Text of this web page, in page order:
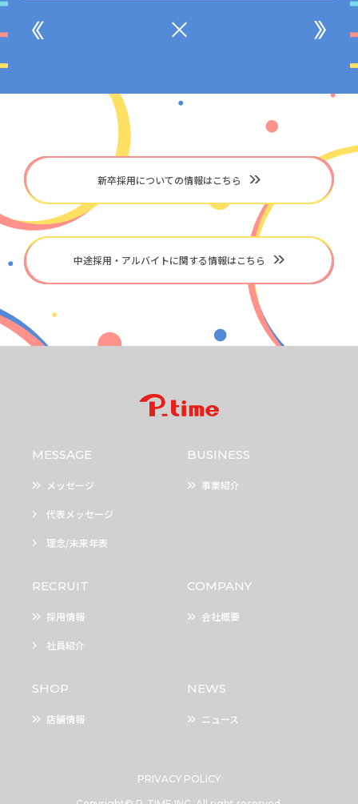
新卒採用についての情報はこちら
中途採用・アルバイトに関する情報はこちら
MESSAGE
メッセージ
代表メッセージ
理念/未来年表
BUSINESS
事業紹介
RECRUIT
採用情報
社員紹介
COMPANY
会社概要
SHOP
店舗情報
NEWS
ニュース
PRIVACY POLICY